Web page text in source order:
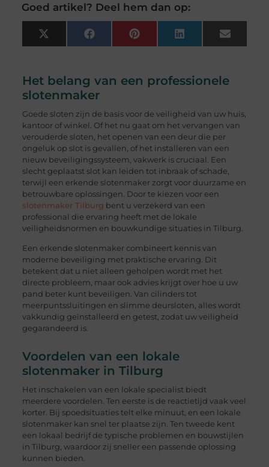
Goed artikel? Deel hem dan op:
X
(Twitter)
FacebookPinterest LinkedIn Email
Het belang van een professionele
slotenmaker
Goede sloten zijn de basis voor de veiligheid van uw huis,
kantoor of winkel. Of het nu gaat om het vervangen van
verouderde sloten, het openen van een deur die per
ongeluk op slot is gevallen, of het installeren van een
nieuw beveiligingssysteem, vakwerk is cruciaal. Een
slecht geplaatst slot kan leiden tot inbraak of schade,
terwijl een erkende slotenmaker zorgt voor duurzame en
betrouwbare oplossingen. Door te kiezen voor een
slotenmaker Tilburg bent u verzekerd van een
professional die ervaring heeft met de lokale
veiligheidsnormen en bouwkundige situaties in Tilburg.
Een erkende slotenmaker combineert kennis van
moderne beveiliging met praktische ervaring. Dit
betekent dat u niet alleen geholpen wordt met het
directe probleem, maar ook advies krijgt over hoe u uw
pand beter kunt beveiligen. Van cilinders tot
meerpuntssluitingen en slimme deursloten, alles wordt
vakkundig geïnstalleerd en getest, zodat uw veiligheid
gegarandeerd is.
Voordelen van een lokale
slotenmaker in Tilburg
Het inschakelen van een lokale specialist biedt
meerdere voordelen. Ten eerste is de reactietijd vaak veel
korter. Bij spoedsituaties telt elke minuut, en een lokale
slotenmaker kan snel ter plaatse zijn. Ten tweede kent
een lokaal bedrijf de typische problemen en bouwstijlen
in Tilburg, waardoor zij sneller een passende oplossing
kunnen bieden.